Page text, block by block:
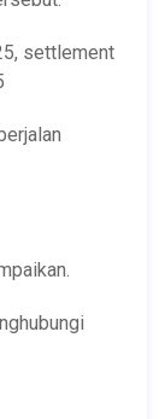
settlement